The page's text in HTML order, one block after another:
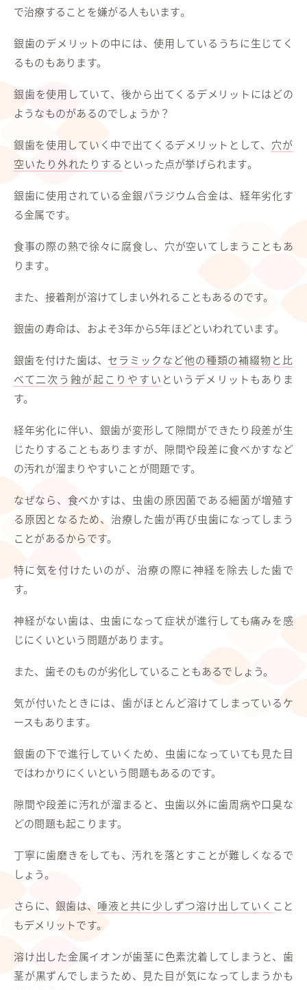
で治療することを嫌がる人もいます。
銀歯のデメリットの中には、使用しているうちに生じてく
るものもあります。
銀歯を使用していて、後から出てくるデメリットにはどの
ようなものがあるのでしょうか？
銀歯を使用していく中で出てくるデメリットとして、 穴が
空いたり外れたりする といった点が挙げられます。
銀歯に使用されている金銀パラジウム合金は、経年劣化す
る金属です。
食事の際の熱で徐々に腐食し、穴が空いてしまうこともあ
ります。
また、接着剤が溶けてしまい外れることもあるのです。
銀歯の寿命は、およそ3年から5年ほどといわれています。
銀歯を付けた歯は、 セラミックなど他の種類の補綴物と比
べて二次う蝕が起こりやすい というデメリットもありま
す。
経年劣化に伴い、銀歯が変形して隙間ができたり段差が生
じたりすることもありますが、隙間や段差に食べかすなど
の汚れが溜まりやすいことが問題です。
なぜなら、食べかすは、虫歯の原因菌である細菌が増殖す
る原因となるため、治療した歯が再び虫歯になってしまう
ことがあるからです。
特に気を付けたいのが、治療の際に神経を除去した歯で
す。
神経がない歯は、虫歯になって症状が進行しても痛みを感
じにくいという問題があります。
また、歯そのものが劣化していることもあるでしょう。
気が付いたときには、歯がほとんど溶けてしまっているケ
ースもあります。
銀歯の下で進行していくため、虫歯になっていても見た目
ではわかりにくいという問題もあるのです。
隙間や段差に汚れが溜まると、虫歯以外に歯周病や口臭な
どの問題も起こります。
丁寧に歯磨きをしても、汚れを落とすことが難しくなるで
しょう。
さらに、銀歯は、 唾液と共に少しずつ溶け出していく こと
もデメリットです。
溶け出した金属イオンが歯茎に色素沈着してしまうと、歯
茎が黒ずんでしまうため、見た目が気になってしまうかも